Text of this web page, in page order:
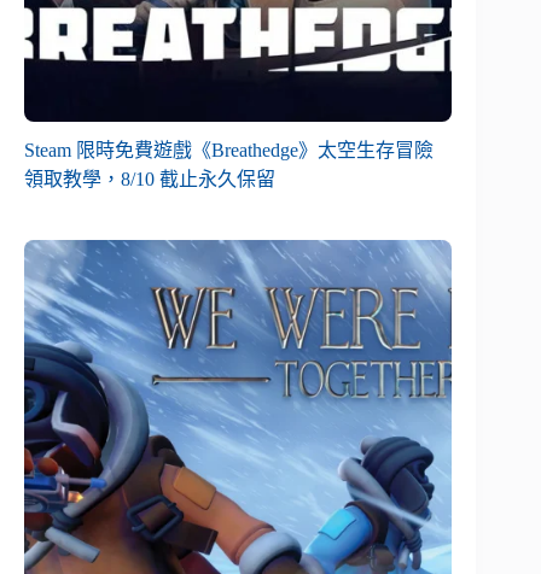
Steam 限時免費遊戲《Breathedge》太空生存冒險
領取教學，8/10 截止永久保留